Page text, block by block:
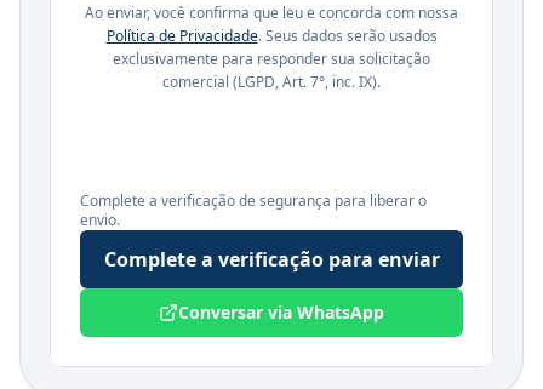
Ao enviar, você confirma que leu e concorda com nossa
Política de Privacidade. Seus dados serão usados
exclusivamente para responder sua solicitação
comercial (LGPD, Art. 7°, inc. IX).
Complete a verificação de segurança para liberar o
envio.
Complete a verificação para enviar
Conversar via WhatsApp